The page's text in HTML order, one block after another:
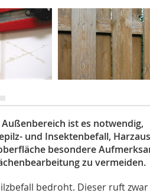
ist es notwendig,
und Insektenbefall,
besondere
zu vermeiden.
bedroht. Dieser ruft